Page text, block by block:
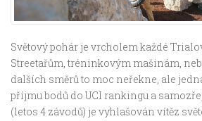
Světový pohár je vrcholem každé
Streetařům, tréninkovým mašinám,
dalších směrů to moc neřekne, ale
příjmu bodů do UCI rankingu a
(letos 4 závodů) je vyhlašován vítěz